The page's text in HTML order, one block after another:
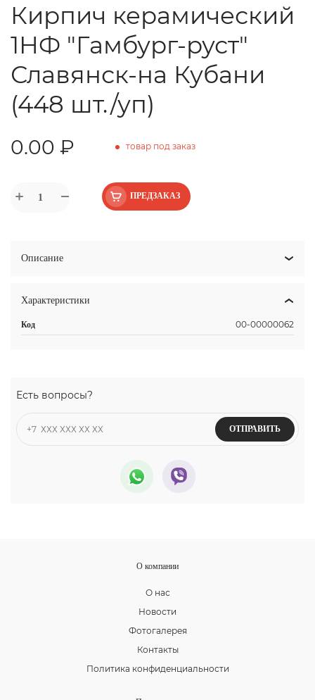
Кирпич керамический
1НФ "Гамбург-руст"
Славянск-на Кубани
(448 шт./уп)
0.00 ₽ товар под заказ
ПРЕДЗАКАЗ
Описание
Характеристики
Код 00-00000062
Есть вопросы?
ОТПРАВИТЬ
О компании
О нас
Новости
Фотогалерея
Контакты
Политика конфиденциальности